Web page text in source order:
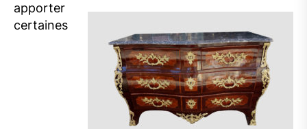
apporter
certaines